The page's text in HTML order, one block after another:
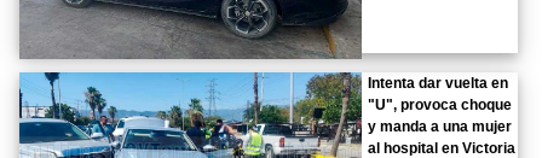
Intenta dar vuelta en
"U", provoca choque
y manda a una mujer
al hospital en Victoria